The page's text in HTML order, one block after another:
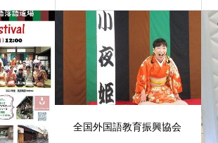
全国外国語教育振興協会